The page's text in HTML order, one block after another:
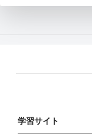
学習サイト